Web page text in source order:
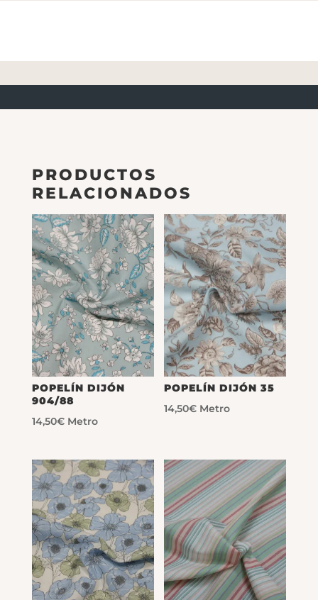
PRODUCTOS
RELACIONADOS
POPELÍN DIJÓN
904/88
14,50€ Metro
POPELÍN DIJÓN 35
14,50€ Metro